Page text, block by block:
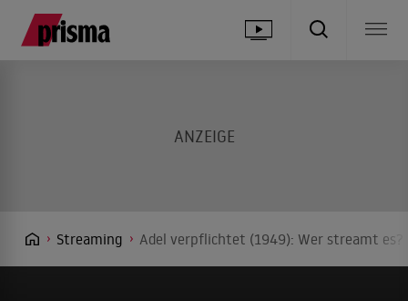
Streaming Adel verpflichtet (1949): Wer streamt